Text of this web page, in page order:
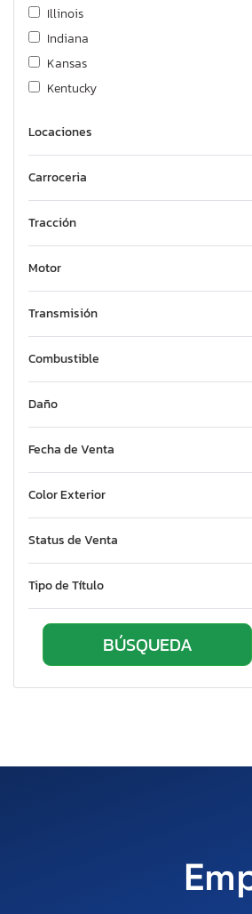
Illinois
Indiana
Kansas
Kentucky
Massachusetts
Maine
Missouri
Montana
New Brunswick
North Carolina
North Dakota
Nebraska
New Hampshire
New Jersey
Nevada
Ohio
Oklahoma
Locaciones
Carroceria
Tracción
Motor
Transmisión
Combustible
Daño
Fecha de Venta
Color Exterior
Status de Venta
Tipo de Título